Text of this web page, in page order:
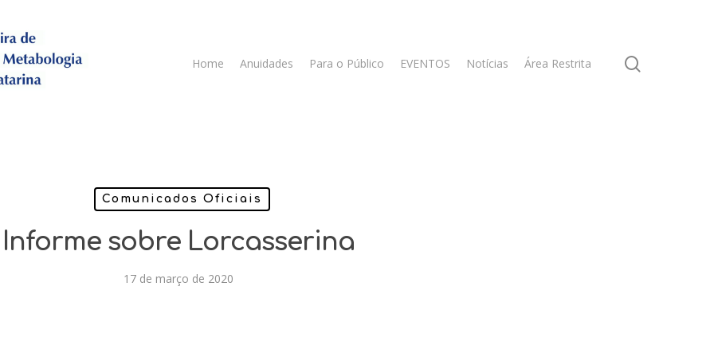
Home Anuidades Para o Público EVENTOS Notícias Área Restrita
Comunicados Oficiais
Informe sobre Lorcasserina
17 de março de 2020